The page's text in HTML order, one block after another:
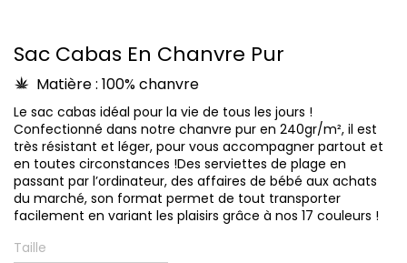
Sac Cabas En Chanvre Pur
Matière : 100% chanvre
Le sac cabas idéal pour la vie de tous les jours !
Confectionné dans notre chanvre pur en 240gr/m², il est
très résistant et léger, pour vous accompagner partout et
en toutes circonstances !Des serviettes de plage en
passant par l’ordinateur, des affaires de bébé aux achats
du marché, son format permet de tout transporter
facilement en variant les plaisirs grâce à nos 17 couleurs !
Taille